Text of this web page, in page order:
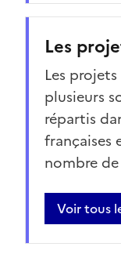
Les
Les
plusieurs
répartis
françaises
nombre
Voir tous